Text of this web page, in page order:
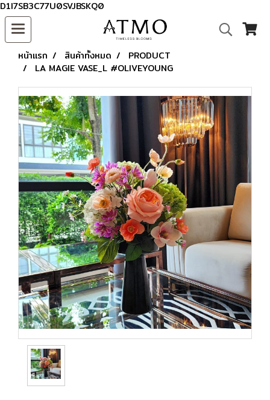
D1I7SB3C77U0SVJBSKQ0
หน้าแรก สินค้าทั้งหมด
PRODUCT
LA MAGIE VASE_L #OLIVEYOUNG